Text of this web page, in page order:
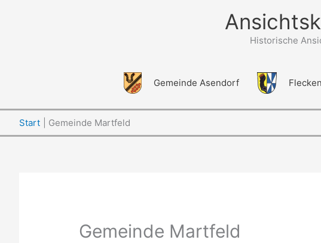
Historische
Gemeinde Asendorf
Start Gemeinde Martfeld
Gemeinde Martfeld